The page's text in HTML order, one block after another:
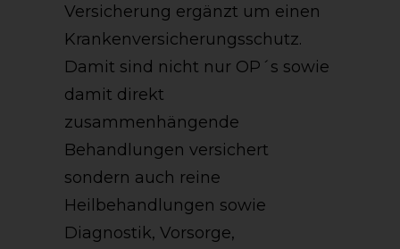
Versicherung ergänzt um einen
Krankenversicherungsschutz.
Damit sind nicht nur OP´s sowie
damit direkt
zusammenhängende
Behandlungen versichert
sondern auch reine
Heilbehandlungen sowie
Diagnostik, Vorsorge,